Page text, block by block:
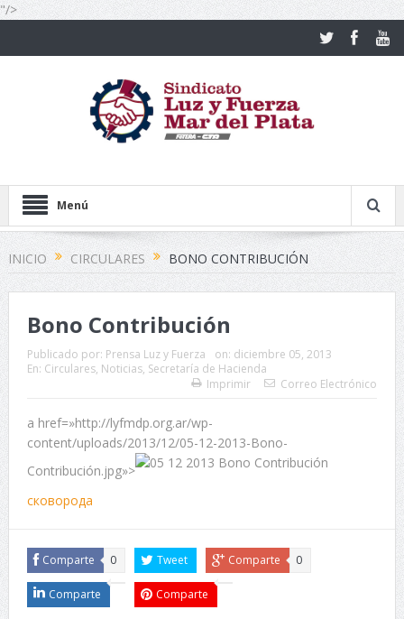
"/>
Menú
INICIO CIRCULARES BONO CONTRIBUCIÓN
Bono Contribución
Publicado por: Prensa Luz y Fuerza on: diciembre 05, 2013
En: Circulares, Noticias, Secretaría de Hacienda
Imprimir
Correo Electrónico
a href=»http://lyfmdp.org.ar/wp-
content/uploads/2013/12/05-12-2013-Bono-
Contribución.jpg»>
сковорода
Comparte 0 Tweet Comparte 0
Comparte Comparte